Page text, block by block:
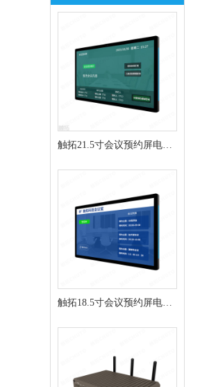
触拓21.5寸会议预约屏电子
门牌CT215H
触拓18.5寸会议预约屏电子
门牌会议门牌